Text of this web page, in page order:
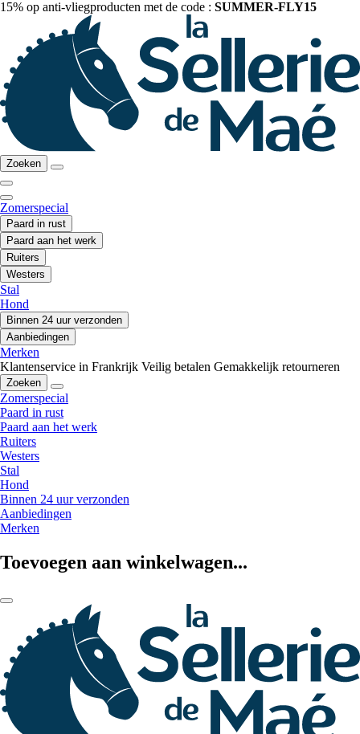
15% op anti-vliegproducten met de code : SUMMER-FLY15
Zoeken
Zomerspecial
Paard in rust
Paard aan het werk
Ruiters
Westers
Stal
Hond
Binnen 24 uur verzonden
Aanbiedingen
Merken
Klantenservice in Frankrijk Veilig betalen Gemakkelijk retourneren
Zoeken
Zomerspecial
Paard in rust
Paard aan het werk
Ruiters
Westers
Stal
Hond
Binnen 24 uur verzonden
Aanbiedingen
Merken
Toevoegen aan winkelwagen...